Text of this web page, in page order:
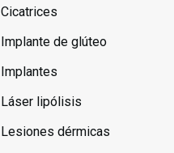
Cicatrices
Implante de glúteo
Implantes
Láser lipólisis
Lesiones dérmicas